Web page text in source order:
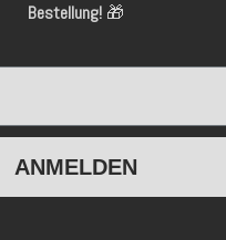
Bestellung!🎁
ANMELDEN